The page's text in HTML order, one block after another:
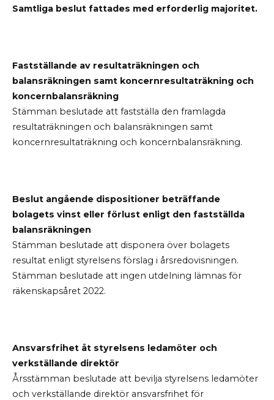
Samtliga beslut fattades med erforderlig majoritet.
Fastställande av resultaträkningen och
balansräkningen samt koncernresultaträkning och
koncernbalansräkning
Stämman beslutade att fastställa den framlagda
resultaträkningen och balansräkningen samt
koncernresultaträkning och koncernbalansräkning.
Beslut angående dispositioner beträffande
bolagets vinst eller förlust enligt den fastställda
balansräkningen
Stämman beslutade att disponera över bolagets
resultat enligt styrelsens förslag i årsredovisningen.
Stämman beslutade att ingen utdelning lämnas för
räkenskapsåret 2022.
Ansvarsfrihet åt styrelsens ledamöter och
verkställande direktör
Årsstämman beslutade att bevilja styrelsens ledamöter
och verkställande direktör ansvarsfrihet för